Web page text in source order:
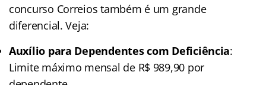
concurso Correios também é um grande
diferencial. Veja:
Auxílio para Dependentes com Deficiência:
Limite máximo mensal de R$ 989,90 por